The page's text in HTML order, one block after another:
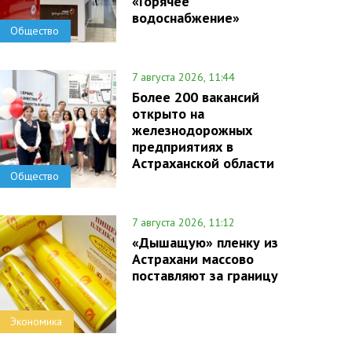
Общество
водоснабжение»
Общество
7 августа 2026, 11:44
Более 200 вакансий
открыто на
железнодорожных
предприятиях в
Астраханской области
Экономика
7 августа 2026, 11:12
«Дышащую» пленку из
Астрахани массово
поставляют за границу